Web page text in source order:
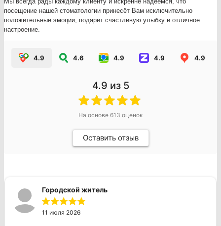
посещение нашей стоматологии принесёт Вам исключительно
положительные эмоции, подарит счастливую улыбку и отличное
настроение.
4.9 4.6 4.9 4.9 4.9
4.9 из 5
На основе 613 оценок
Оставить отзыв
Городской житель
11 июля 2026